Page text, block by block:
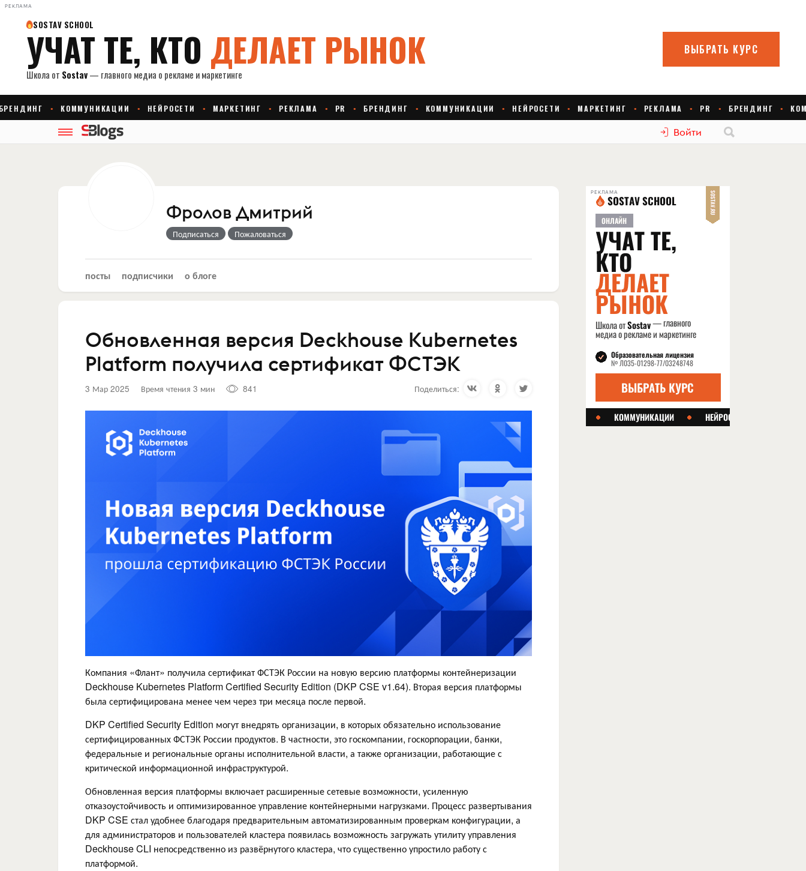
РЕКЛАМА
Войти
Фролов Дмитрий
Подписаться Пожаловаться
посты подписчики о блоге
Обновленная версия Deckhouse Kubernetes
Platform получила сертификат ФСТЭК
3 Мар 2025 Время чтения 3 мин 841 Поделиться:
Компания «Флант» получила сертификат ФСТЭК России на новую версию платформы контейнеризации
Deckhouse Kubernetes Platform Certified Security Edition (DKP CSE v1.64). Вторая версия платформы
была сертифицирована менее чем через три месяца после первой.
DKP Certified Security Edition могут внедрять организации, в которых обязательно использование
сертифицированных ФСТЭК России продуктов. В частности, это госкомпании, госкорпорации, банки,
федеральные и региональные органы исполнительной власти, а также организации, работающие с
критической информационной инфраструктурой.
Обновленная версия платформы включает расширенные сетевые возможности, усиленную
отказоустойчивость и оптимизированное управление контейнерными нагрузками. Процесс развертывания
DKP CSE стал удобнее благодаря предварительным автоматизированным проверкам конфигурации, а
для администраторов и пользователей кластера появилась возможность загружать утилиту управления
Deckhouse CLI непосредственно из развёрнутого кластера, что существенно упростило работу с
платформой.
РЕКЛАМА